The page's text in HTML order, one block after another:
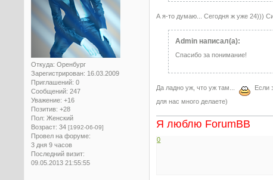
Откуда: Оренбург
Зарегистрирован: 16.03.2009
Приглашений: 0
Сообщений: 247
Уважение: +16
Позитив: +28
Пол: Женский
Возраст: 34[1992-06-09]
Провел на форуме:
3 дня 9 часов
Последний визит:
09.05.2013 21:55:55
А я-то думаю... Сегодня ж уже 24)))
Admin написал(а):
Спасибо за понимание!
Да ладно уж, что уж там...
Если
для нас много делаете)
Я люблю ForumBB
0